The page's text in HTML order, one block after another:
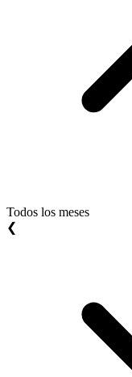
Todos los meses
❮